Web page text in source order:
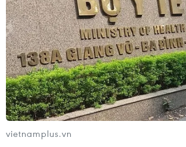
31/03/2016 10:47
Mạng lưới trên gồm 25 đối tượng
thông tin tình báo và các dịch vụ hậu
khủng bố hoạt động ở miền Nam
vietnamplus.vn